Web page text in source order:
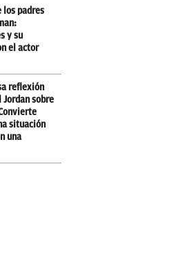
los padres
y su
el actor
reflexión
Jordan sobre
situación
una